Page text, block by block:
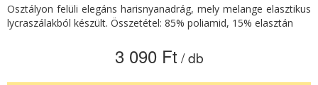
Osztályon felüli elegáns harisnyanadrág, mely melange elasztikus
lycraszálakból készült. Összetétel: 85% poliamid, 15% elasztán
3 090 Ft / db